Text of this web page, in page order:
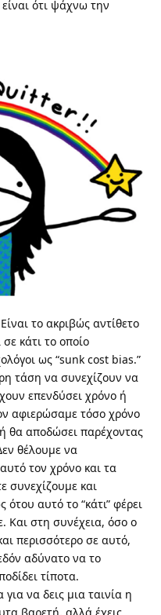
ότι ψάχνω την
το ακριβώς αντίθετο
κάτι το οποίο
ως “sunk cost bias.”
τάση να συνεχίζουν να
επενδύσει χρόνο ή
αφιερώσαμε τόσο χρόνο
θα αποδώσει παρέχοντας
θέλουμε να
τον χρόνο και τα
συνεχίζουμε και
αυτό το “κάτι” φέρει
Και στη συνέχεια, όσο ο
περισσότερο σε αυτό,
αδύνατο να το
τίποτα.
για να δεις μια ταινία η